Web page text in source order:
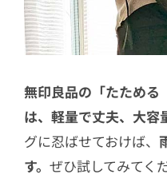
無印良品の「たためる
は、軽量で丈夫、大容
グに忍ばせておけば、
す。 ぜひ試してみてく